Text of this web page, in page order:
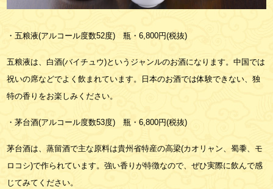
・五粮液(アルコール度数52度) 瓶・6,800円(税抜)
五粮液は、白酒(バイチュウ)というジャンルのお酒になります。中国では
祝いの席などでよく飲まれています。日本のお酒では体験できない、独
特の香りをお楽しみください。
・茅台酒(アルコール度数53度) 瓶・6,800円(税抜)
茅台酒は、蒸留酒で主な原料は貴州省特産の高梁(カオリャン、蜀黍、モ
ロコシ)で作られています。強い香りが特徴なので、ぜひ実際に飲んで感
じてみてください。